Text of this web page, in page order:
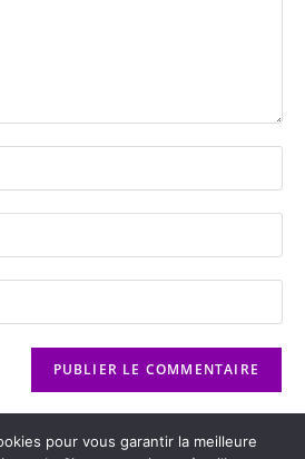
pour vous garantir la meilleure